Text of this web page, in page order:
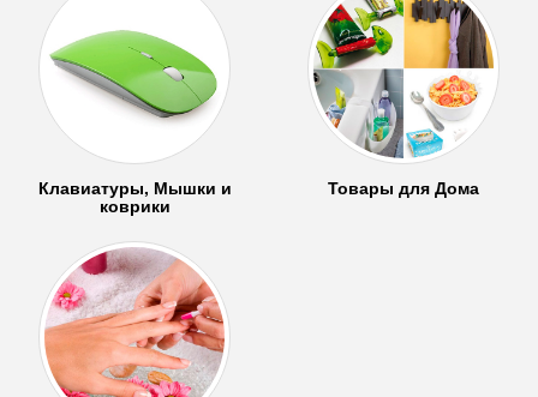
Клавиатуры, Мышки и
коврики
Товары для Дома